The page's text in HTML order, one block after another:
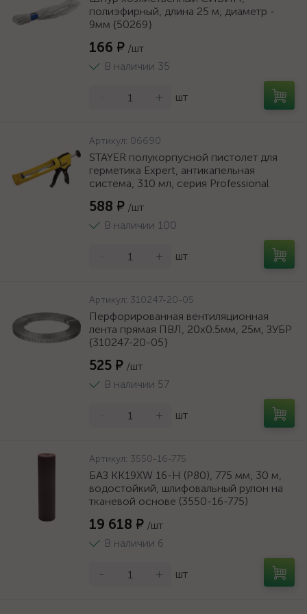
полиэфирный, длина 25 м, диаметр -
9мм {50269}
166 ₽ /шт
В наличии 35
+ шт
Артикул: 06690
STAYER полукорпусной пистолет для
герметика Expert, антикапельная
система, 310 мл, серия Professional
588 ₽ /шт
В наличии 100
+ шт
Артикул: 310247-20-05
Перфорированная вентиляционная
лента прямая ПВЛ, 20х0.5мм, 25м, ЗУБР
{310247-20-05}
525 ₽ /шт
В наличии 57
+ шт
Артикул: 3550-16-775
БАЗ KK19XW 16-H (Р80), 775 мм, 30 м,
водостойкий, шлифовальный рулон на
тканевой основе (3550-16-775)
19 618 ₽ /шт
В наличии 6
- + шт